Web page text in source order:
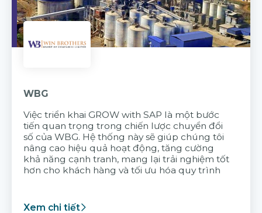
WBG
Việc triển khai GROW with SAP là một bước
tiến quan trọng trong chiến lược chuyển đổi
số của WBG. Hệ thống này sẽ giúp chúng tôi
nâng cao hiệu quả hoạt động, tăng cường
khả năng cạnh tranh, mang lại trải nghiệm tốt
hơn cho khách hàng và tối ưu hóa quy trình
Xem chi tiết